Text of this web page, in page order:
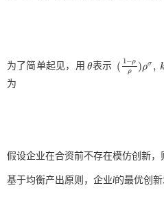
为了简单起见，用 θ
θ表示 ( 1−ρ
ρ
)ρσ ,
(1-ρρ) ρσ, k
为
假设企业在合资前不存在模仿创新，
基于均衡产出原则，企业i的最优创